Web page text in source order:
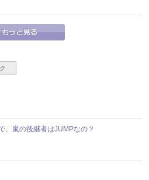
、嵐の後継者はJUMPなの？